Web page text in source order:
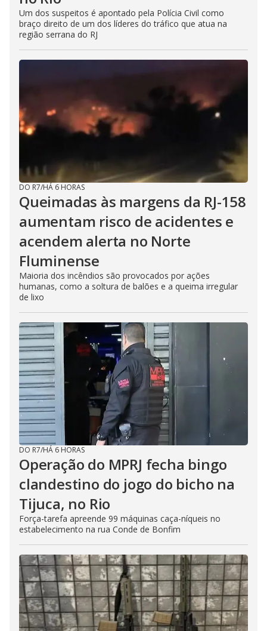
Um dos suspeitos é apontado pela Polícia Civil como
braço direito de um dos líderes do tráfico que atua na
região serrana do RJ
DO R7/HÁ 6 HORAS
Queimadas às margens da RJ-158
aumentam risco de acidentes e
acendem alerta no Norte
Fluminense
Maioria dos incêndios são provocados por ações
humanas, como a soltura de balões e a queima irregular
de lixo
DO R7/HÁ 6 HORAS
Operação do MPRJ fecha bingo
clandestino do jogo do bicho na
Tijuca, no Rio
Força-tarefa apreende 99 máquinas caça-níqueis no
estabelecimento na rua Conde de Bonfim